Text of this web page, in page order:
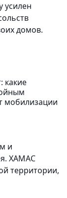
усилен
домов.
какие
мобилизации
и
ХАМАС
территории,